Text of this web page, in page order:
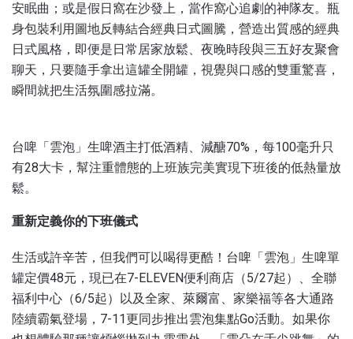
安眠曲；或是假日窩在沙發上，當作窩心追劇的神隊友。瓶
身包裝利用圖地反轉結合經典日式圖騰，營造出質感的經典
日式風格，即便是日常居家放鬆、夜晚時段與三五好友聚會
聊天，只要隨手拿出這罐全開罐，視覺與口感的雙重驚喜，
瞬間就把生活氛圍感拉滿。
台啤「雲泡」生啤酒主打低酒精、減醣70%，每100毫升只
有28大卡，幫注重體態的上班族完美實現下班後的低熱量放
鬆。
重新定義你的下班儀式
生活或許辛苦，但我們可以喝得更酷！台啤「雲泡」生啤單
罐定價48元，現已在7-ELEVEN便利商店（5/27起）、全聯
福利中心（6/5起）以及全家、萊爾富、家樂福等各大通路
陸續霸氣登場，7-11更同步推出雲泡集點Go活動。如果你